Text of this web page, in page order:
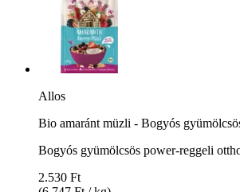
Allos
Bio amaránt müzli - Bogyós
Bogyós gyümölcsös power-reggeli
2.530 Ft